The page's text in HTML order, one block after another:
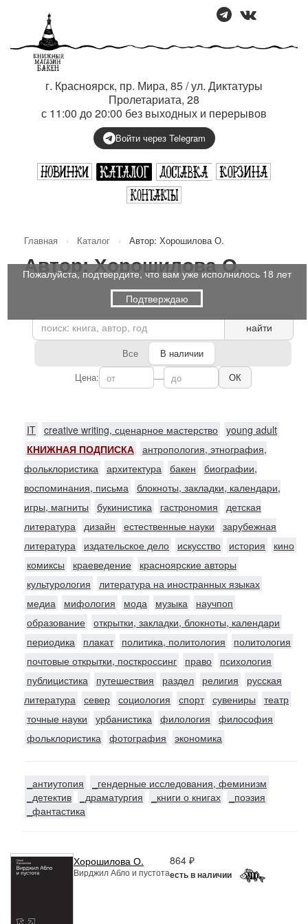
г. Красноярск, пр. Мира, 85 / ул. Диктатуры
Пролетариата, 28
с 11:00 до 20:00 без выходных и перерывов
Войти через Telegram
Главная › Каталог › Автор: Хорошилова О.
Автор: Хорошилова О.
найти
Все
В наличии
Цена:
— ОК
IT creative writing, сценарное мастерство young adult
КНИЖНАЯ ПОДПИСКА антропология, этнография,
фольклористика архитектура бакен
биографии,
воспоминания, письма блокноты, закладки, календари,
игры, магниты
букинистика гастрономия
детская
литература дизайн естественные науки
зарубежная
литература
издательское дело искусство история
кино
комиксы
краеведение
красноярские авторы
культурология
литература на иностранных языках
медиа
мифология мода музыка
научпоп
образование открытки, закладки, блокноты, календари
периодика
плакат политика, политология
политология
почтовые открытки, посткроссинг
право
психология
публицистика
путешествия раздел религия
русская
литература север социология спорт сувениры
театр
точные науки
урбанистика филология
философия
фольклористика фотография экономика
_антиутопия
_гендерные исследования, феминизм
_детектив
_драматургия _книги о книгах
_поэзия
_фантастика
Хорошилова О.
Вирджил Абло и пустота
864 ₽
есть в наличии
Пожалуйста, подтвердите, что вам уже исполнилось 18 лет
Подтверждаю